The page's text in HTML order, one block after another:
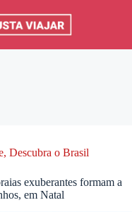
, Descubra o Brasil
exuberantes formam a
em Natal